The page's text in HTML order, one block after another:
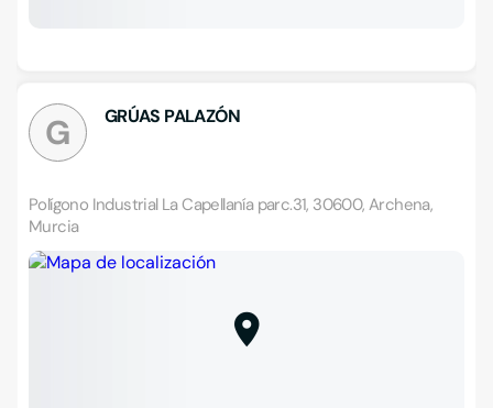
G GRÚAS PALAZÓN
Polígono Industrial La Capellanía parc.31, 30600, Archena,
Murcia